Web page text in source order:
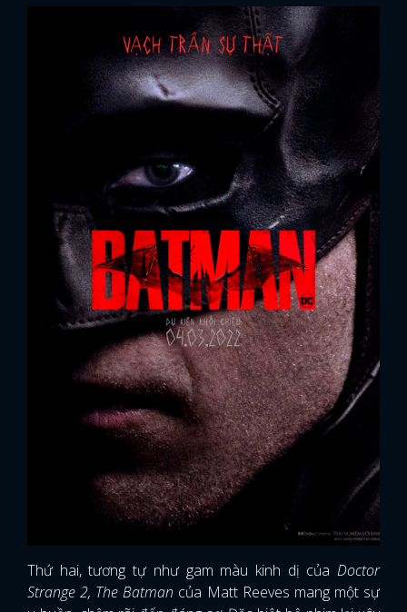
Thứ hai, tương tự như gam màu kinh dị của Doctor
Strange 2, The Batman của Matt Reeves mang một sự